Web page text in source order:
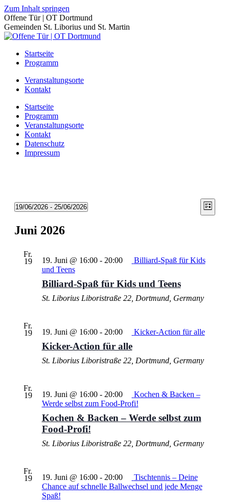
Zum Inhalt springen
Offene Tür | OT Dortmund
Gemeinden St. Liborius und St. Martin
Startseite
Programm
Veranstaltungsorte
Kontakt
Startseite
Programm
Veranstaltungsorte
Kontakt
Datenschutz
Impressum
Liste
19/06/2026 - 25/06/2026
wählen.
Juni 2026
Fr.
19
19. Juni @ 16:00- 20:00
Billiard-Spaß für Kids
und Teens
Billiard-Spaß für Kids und Teens
St. Liborius Liboristraße 22, Dortmund, Germany
Fr.
19
19. Juni @ 16:00- 20:00 Kicker-Action für alle
Kicker-Action für alle
St. Liborius Liboristraße 22, Dortmund, Germany
Fr.
19
19. Juni @ 16:00- 20:00
Kochen & Backen –
Werde selbst zum Food-Profi!
Kochen & Backen – Werde selbst zum
Food-Profi!
St. Liborius Liboristraße 22, Dortmund, Germany
Fr.
19
19. Juni @ 16:00- 20:00
Tischtennis – Deine
Chance auf schnelle Ballwechsel und jede Menge
Spaß!